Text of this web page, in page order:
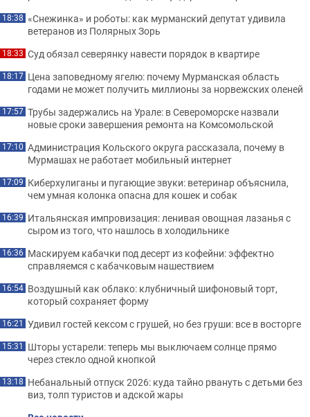
18:38 «Снежинка» и роботы: как мурманский депутат удивила
ветеранов из Полярных Зорь
18:33 Суд обязал северянку навести порядок в квартире
18:17 Цена заповедному ягелю: почему Мурманская область
годами не может получить миллионы за норвежских оленей
17:57 Трубы задержались на Урале: в Североморске назвали
новые сроки завершения ремонта на Комсомольской
17:10 Администрация Кольского округа рассказала, почему в
Мурмашах не работает мобильный интернет
17:09 Киберхулиганы и пугающие звуки: ветеринар объяснила,
чем умная колонка опасна для кошек и собак
16:39 Итальянская импровизация: ленивая овощная лазанья с
сыром из того, что нашлось в холодильнике
16:36 Маскируем кабачки под десерт из кофейни: эффектно
справляемся с кабачковым нашествием
16:54 Воздушный как облако: клубничный шифоновый торт,
который сохраняет форму
16:21 Удивил гостей кексом с грушей, но без груши: все в восторге
15:31 Шторы устарели: теперь мы выключаем солнце прямо
через стекло одной кнопкой
13:18 Небанальный отпуск 2026: куда тайно рвануть с детьми без
виз, толп туристов и адской жары